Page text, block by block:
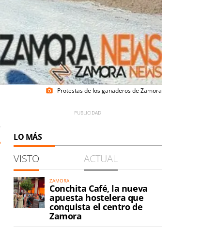
photo_camera Protestas de los ganaderos de Zamora
LO MÁS
VISTO ACTUAL
ZAMORA
Conchita Café, la nueva
apuesta hostelera que
conquista el centro de
Zamora